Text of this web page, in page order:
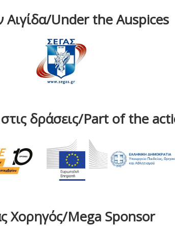
Αιγίδα/Under the Auspices
δράσεις/Part of the
Χορηγός/Mega Sponsor